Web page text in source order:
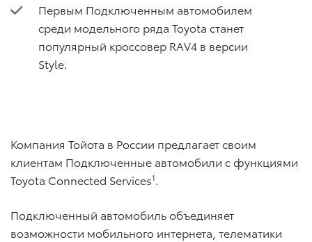
Первым Подключенным автомобилем
среди модельного ряда Toyota станет
популярный кроссовер RAV4 в версии
Style.
Компания Тойота в России предлагает своим
клиентам Подключенные автомобили с функциями
Toyota Connected Services1.
Подключенный автомобиль объединяет
возможности мобильного интернета, телематики